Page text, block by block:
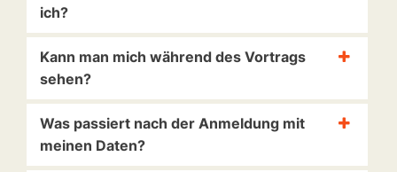
ich?
Kann man mich während des Vortrags
sehen?
Was passiert nach der Anmeldung mit
meinen Daten?